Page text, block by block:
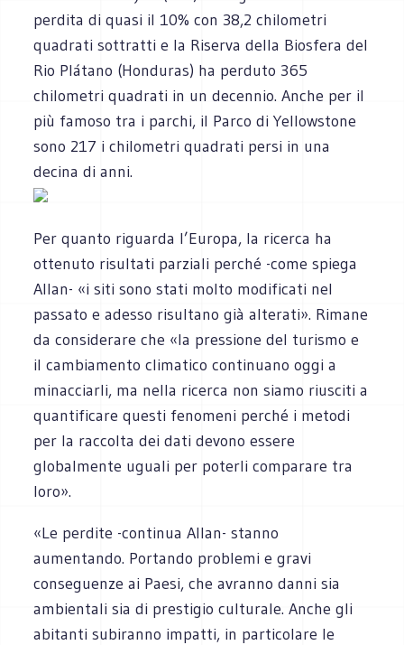
perdita di quasi il 10% con 38,2 chilometri
quadrati sottratti e la Riserva della Biosfera del
Rio Plátano (Honduras) ha perduto 365
chilometri quadrati in un decennio. Anche per il
più famoso tra i parchi, il Parco di Yellowstone
sono 217 i chilometri quadrati persi in una
decina di anni.
Per quanto riguarda l’Europa, la ricerca ha
ottenuto risultati parziali perché -come spiega
Allan- «i siti sono stati molto modificati nel
passato e adesso risultano già alterati». Rimane
da considerare che «la pressione del turismo e
il cambiamento climatico continuano oggi a
minacciarli, ma nella ricerca non siamo riusciti a
quantificare questi fenomeni perché i metodi
per la raccolta dei dati devono essere
globalmente uguali per poterli comparare tra
loro».
«Le perdite -continua Allan- stanno
aumentando. Portando problemi e gravi
conseguenze ai Paesi, che avranno danni sia
ambientali sia di prestigio culturale. Anche gli
abitanti subiranno impatti, in particolare le